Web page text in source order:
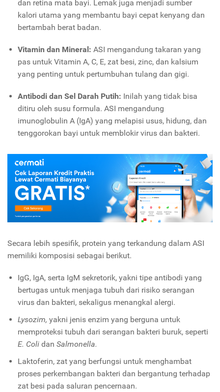
dan retina mata bayi. Lemak juga menjadi sumber
kalori utama yang membantu bayi cepat kenyang dan
bertambah berat badan.
Vitamin dan Mineral: ASI mengandung takaran yang
pas untuk Vitamin A, C, E, zat besi, zinc, dan kalsium
yang penting untuk pertumbuhan tulang dan gigi.
Antibodi dan Sel Darah Putih: Inilah yang tidak bisa
ditiru oleh susu formula. ASI mengandung
imunoglobulin A (IgA) yang melapisi usus, hidung, dan
tenggorokan bayi untuk memblokir virus dan bakteri.
Secara lebih spesifik, protein yang terkandung dalam ASI
memiliki komposisi sebagai berikut.
IgG, IgA, serta IgM sekretorik, yakni tipe antibodi yang
bertugas untuk menjaga tubuh dari risiko serangan
virus dan bakteri, sekaligus menangkal alergi.
Lysozim, yakni jenis enzim yang berguna untuk
memproteksi tubuh dari serangan bakteri buruk, seperti
E. Coli dan Salmonella.
Laktoferin, zat yang berfungsi untuk menghambat
proses perkembangan bakteri dan bergantung terhadap
zat besi pada saluran pencernaan.